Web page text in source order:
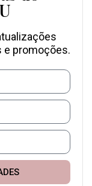
e promoções.